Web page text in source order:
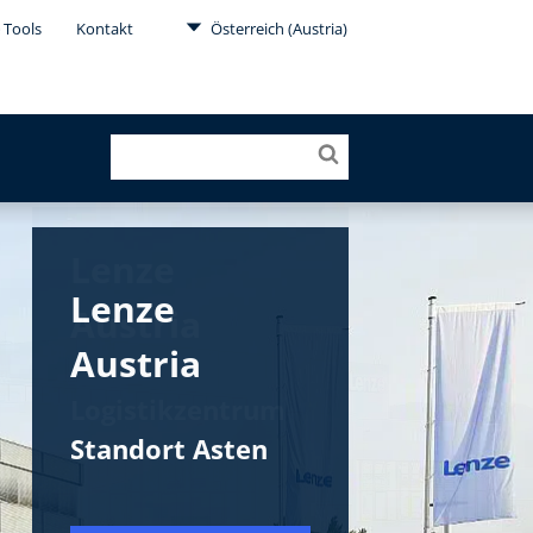
Kontakt Österreich (Austria)
Lenze
Austria
Standort Asten
Austria
Asten
Lenze
Austria
Standort Asten